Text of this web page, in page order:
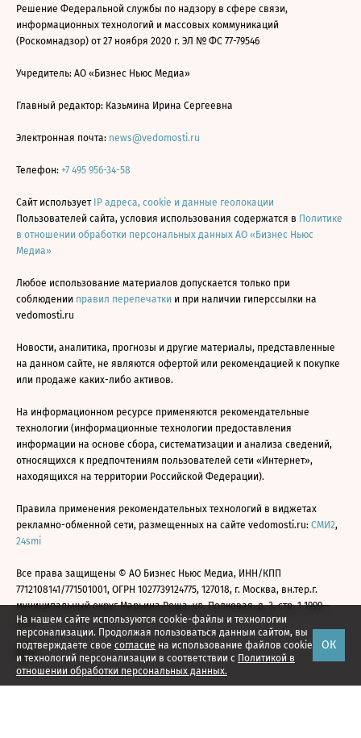
На нашем сайте используются cookie-файлы и технологии
персонализации. Продолжая пользоваться данным сайтом, вы
подтверждаете свое согласие на использование файлов cookie
и технологий персонализации в соответствии с Политикой в
отношении обработки персональных данных.
ОК
Решение Федеральной службы по надзору в сфере связи,
информационных технологий и массовых коммуникаций
(Роскомнадзор) от 27 ноября 2020 г. ЭЛ № ФС 77-79546
Учредитель: АО «Бизнес Ньюс Медиа»
Главный редактор: Казьмина Ирина Сергеевна
Электронная почта: news@vedomosti.ru
Телефон: +7 495 956-34-58
Сайт использует IP адреса, cookie и данные геолокации
Пользователей сайта, условия использования содержатся в Политике
в отношении обработки персональных данных АО «Бизнес Ньюс
Медиа»
Любое использование материалов допускается только при
соблюдении правил перепечатки и при наличии гиперссылки на
vedomosti.ru
Новости, аналитика, прогнозы и другие материалы, представленные
на данном сайте, не являются офертой или рекомендацией к покупке
или продаже каких-либо активов.
На информационном ресурсе применяются рекомендательные
технологии (информационные технологии предоставления
информации на основе сбора, систематизации и анализа сведений,
относящихся к предпочтениям пользователей сети «Интернет»,
находящихся на территории Российской Федерации).
Правила применения рекомендательных технологий в виджетах
рекламно-обменной сети, размещенных на сайте vedomosti.ru: СМИ2,
24smi
Все права защищены © АО Бизнес Ньюс Медиа, ИНН/КПП
7712108141/771501001, ОГРН 1027739124775, 127018, г. Москва, вн.тер.г.
муниципальный округ Марьина Роща, ул. Полковая, д. 3, стр. 1 1999—
2026